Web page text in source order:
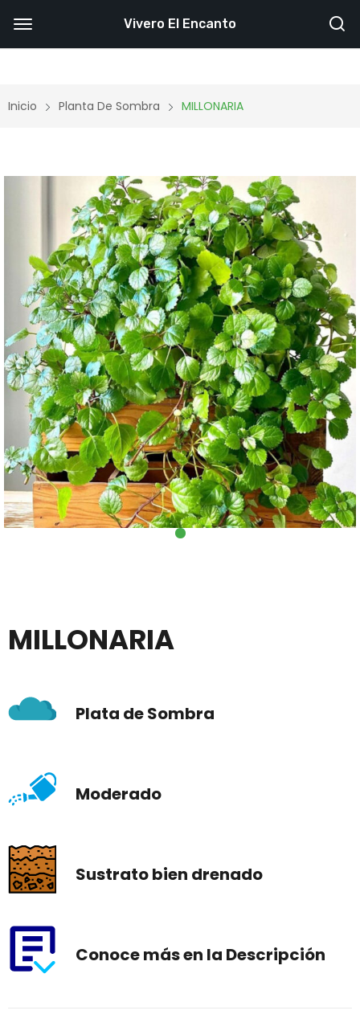
Inicio Planta De Sombra MILLONARIA
MILLONARIA
Plata de Sombra
Moderado
Sustrato bien drenado
Conoce más en la Descripción
Vivero El Encanto